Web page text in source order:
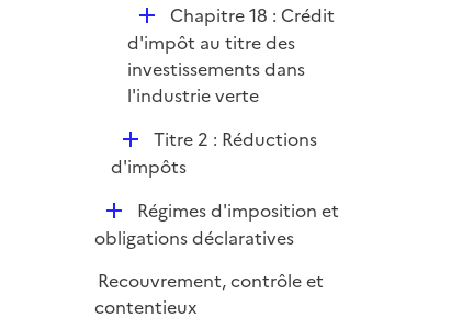
D
é
p
l
e
r
Chapitre 18 : Crédit
d'impôt au titre des
investissements dans
l'industrie verte
D
é
l
i
r
Titre 2 : Réductions
d'impôts
D
é
l
i
Régimes d'imposition et
obligations déclaratives
Recouvrement, contrôle et
contentieux